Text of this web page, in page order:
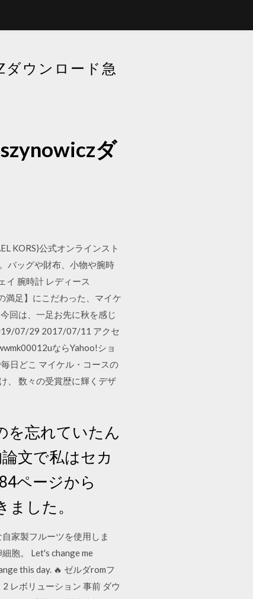
ウンロード急
ダ
KORS)公式オンラインスト
バッグや財布、小物や腕時
イ 腕時計 レディース
満足】にこだわった、マイケ
回は、一足お先に秋を感じ
07/29 2017/07/11 アクセ
ならYahoo!ショ
日どこ マイケル・コースの
、 数々の受賞歴に輝くデザ
を忘れていたん
文で私はセカ
ページから
した。
家製フルーツを使用しま
胞。 Let's change me
this day. 🔥 ゼルダromフ
2 レボリューション 事前 ダウ